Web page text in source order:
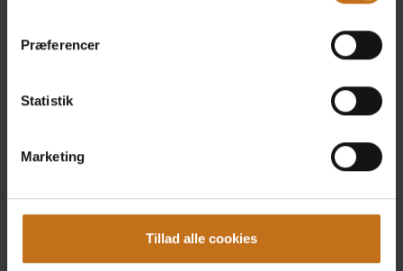
Præferencer
Statistik
Marketing
Tillad alle cookies
En API er en kontaktflade, der hjælper dine systemer
med at interagere med hinanden og sikrer, at dine data
ikke havner i siloer. En API muliggør integration af nye
funktioner uden, at du skal ændre i eksisterende